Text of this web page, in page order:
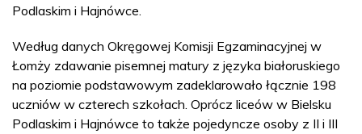
Podlaskim i Hajnówce.
Według danych Okręgowej Komisji Egzaminacyjnej w
Łomży zdawanie pisemnej matury z języka białoruskiego
na poziomie podstawowym zadeklarowało łącznie 198
uczniów w czterech szkołach. Oprócz liceów w Bielsku
Podlaskim i Hajnówce to także pojedyncze osoby z II i III